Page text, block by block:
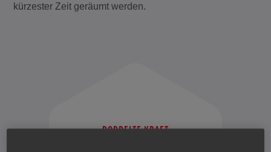
kürzester Zeit geräumt werden.
DOPPELTE KRAFT